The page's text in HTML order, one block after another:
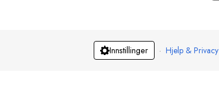
Innstillinger · Hjelp & Privacy